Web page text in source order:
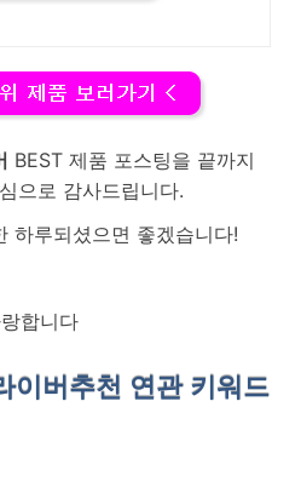
BEST 제품 포스팅을 끝까지
으로 감사드립니다.
하루되셨으면 좋겠습니다!
합니다
이버 추천 연관 키워드